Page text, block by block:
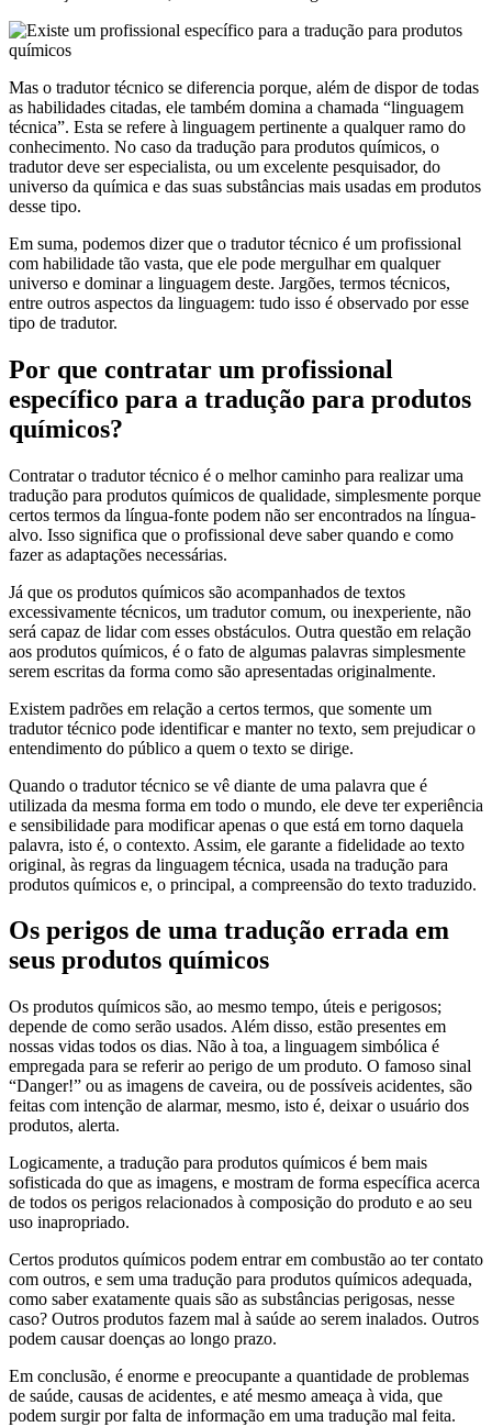
Mas o tradutor técnico se diferencia porque, além de dispor de todas
as habilidades citadas, ele também domina a chamada “linguagem
técnica”. Esta se refere à linguagem pertinente a qualquer ramo do
conhecimento. No caso da tradução para produtos químicos, o
tradutor deve ser especialista, ou um excelente pesquisador, do
universo da química e das suas substâncias mais usadas em produtos
desse tipo.
Em suma, podemos dizer que o tradutor técnico é um profissional
com habilidade tão vasta, que ele pode mergulhar em qualquer
universo e dominar a linguagem deste. Jargões, termos técnicos,
entre outros aspectos da linguagem: tudo isso é observado por esse
tipo de tradutor.
Por que contratar um profissional
específico para a tradução para produtos
químicos?
Contratar o tradutor técnico é o melhor caminho para realizar uma
tradução para produtos químicos de qualidade, simplesmente porque
certos termos da língua-fonte podem não ser encontrados na língua-
alvo. Isso significa que o profissional deve saber quando e como
fazer as adaptações necessárias.
Já que os produtos químicos são acompanhados de textos
excessivamente técnicos, um tradutor comum, ou inexperiente, não
será capaz de lidar com esses obstáculos. Outra questão em relação
aos produtos químicos, é o fato de algumas palavras simplesmente
serem escritas da forma como são apresentadas originalmente.
Existem padrões em relação a certos termos, que somente um
tradutor técnico pode identificar e manter no texto, sem prejudicar o
entendimento do público a quem o texto se dirige.
Quando o tradutor técnico se vê diante de uma palavra que é
utilizada da mesma forma em todo o mundo, ele deve ter experiência
e sensibilidade para modificar apenas o que está em torno daquela
palavra, isto é, o contexto. Assim, ele garante a fidelidade ao texto
original, às regras da linguagem técnica, usada na tradução para
produtos químicos e, o principal, a compreensão do texto traduzido.
Os perigos de uma tradução errada em
seus produtos químicos
Os produtos químicos são, ao mesmo tempo, úteis e perigosos;
depende de como serão usados. Além disso, estão presentes em
nossas vidas todos os dias. Não à toa, a linguagem simbólica é
empregada para se referir ao perigo de um produto. O famoso sinal
“Danger!” ou as imagens de caveira, ou de possíveis acidentes, são
feitas com intenção de alarmar, mesmo, isto é, deixar o usuário dos
produtos, alerta.
Logicamente, a tradução para produtos químicos é bem mais
sofisticada do que as imagens, e mostram de forma específica acerca
de todos os perigos relacionados à composição do produto e ao seu
uso inapropriado.
Certos produtos químicos podem entrar em combustão ao ter contato
com outros, e sem uma tradução para produtos químicos adequada,
como saber exatamente quais são as substâncias perigosas, nesse
caso? Outros produtos fazem mal à saúde ao serem inalados. Outros
podem causar doenças ao longo prazo.
Em conclusão, é enorme e preocupante a quantidade de problemas
de saúde, causas de acidentes, e até mesmo ameaça à vida, que
podem surgir por falta de informação em uma tradução mal feita.